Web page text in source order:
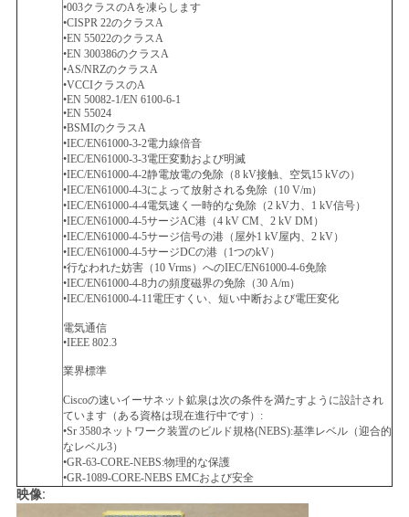
•003クラスのAを凍らします
•CISPR 22のクラスA
•EN 55022のクラスA
•EN 300386のクラスA
•AS/NRZのクラスA
•VCCIクラスのA
•EN 50082-1/EN 6100-6-1
•EN 55024
•BSMIのクラスA
•IEC/EN61000-3-2電力線倍音
•IEC/EN61000-3-3電圧変動および明滅
•IEC/EN61000-4-2静電放電の免除（8 kV接触、空気15 kVの）
•IEC/EN61000-4-3によって放射される免除（10 V/m）
•IEC/EN61000-4-4電気速く一時的な免除（2 kV力、1 kV信号）
•IEC/EN61000-4-5サージAC港（4 kV CM、2 kV DM）
•IEC/EN61000-4-5サージ信号の港（屋外1 kV屋内、2 kV）
•IEC/EN61000-4-5サージDCの港（1つのkV）
•行なわれた妨害（10 Vrms）へのIEC/EN61000-4-6免除
•IEC/EN61000-4-8力の頻度磁界の免除（30 A/m）
•IEC/EN61000-4-11電圧すくい、短い中断および電圧変化
電気通信
•IEEE 802.3
業界標準
Ciscoの速いイーサネット鉱泉は次の条件を満たすように設計され
ています（ある資格は現在進行中です）:
•Sr 3580ネットワーク装置のビルド規格(NEBS):基準レベル（迎合的
なレベル3）
•GR-63-CORE-NEBS:物理的な保護
•GR-1089-CORE-NEBS EMCおよび安全
映像: